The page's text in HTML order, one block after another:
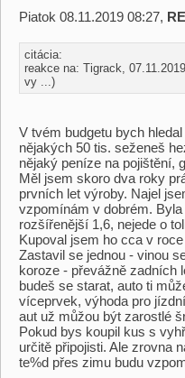
Piatok 08.11.2019 08:27,
citácia:
reakce na: Tigrack,
vy ...)
V tvém budgetu bych
nějakých 50 tis. seženeš
nějaký peníze na pojištění,
Měl jsem skoro dva roky
prvních let výroby. Najel
vzpomínám v dobrém.
rozšířenější 1,6, nejede o
Kupoval jsem ho cca v
Zastavil se jednou - vinou
koroze - převážně zadních
budeš se starat, auto ti
víceprvek, výhoda pro
aut už můžou být zarostlé
Pokud bys koupil kus s
určitě připojisti. Ale zrovna
te%d přes zimu budu